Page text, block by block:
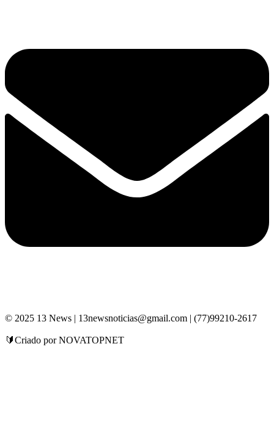
© 2025 13 News | 13newsnoticias@gmail.com | (77)99210-2617
🔰Criado por NOVATOPNET